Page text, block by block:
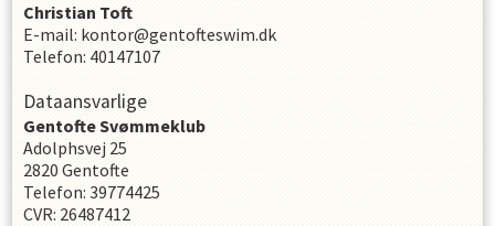
Christian Toft
E-mail: kontor@gentofteswim.dk
Telefon: 40147107
Dataansvarlige
Gentofte Svømmeklub
Adolphsvej 25
2820 Gentofte
Telefon: 39774425
CVR: 26487412